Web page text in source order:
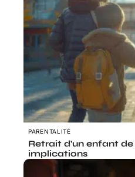
PARENTALITÉ
Retrait d’un enfant
implications